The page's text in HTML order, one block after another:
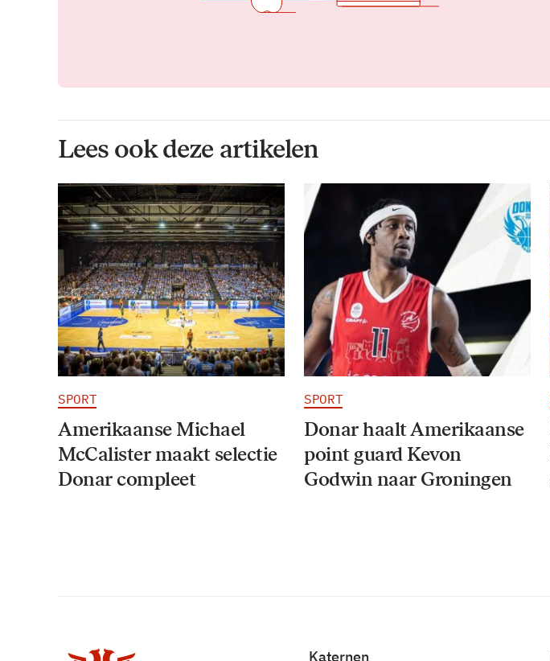
Lees ook deze artikelen
SPORT
Amerikaanse Michael
McCalister maakt selectie
Donar compleet
SPORT
Donar haalt Amerikaanse
point guard Kevon
Godwin naar Groningen
Katernen